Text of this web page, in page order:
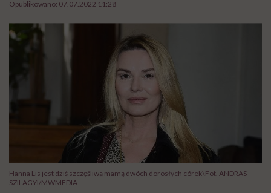
Opublikowano: 07.07.2022 11:28
Hanna Lis jest dziś szczęśliwą mamą dwóch dorosłych córek\Fot. ANDRAS
SZILAGYI/MWMEDIA